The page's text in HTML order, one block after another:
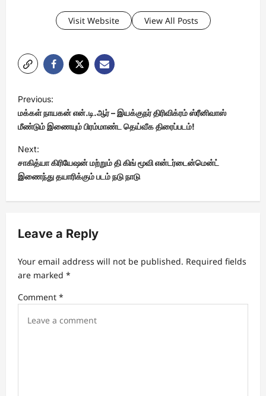
Visit Website View All Posts
P
o
s
t
n
a
v
g
a
t
i
Previous:
மக்கள் நாயகன் என்.டி.ஆர் – இயக்குநர் திரிவிக்ரம் ஸ்ரீனிவாஸ்
மீண்டும் இணையும் பிரம்மாண்ட தெய்வீக திரைப்படம்!
Next:
சாகித்யா கிரியேஷன் மற்றும் தி கிங் மூவி என்டர்டைன்மென்ட்
இணைந்து தயாரிக்கும் படம் நடு நாடு
Leave a Reply
Your email address will not be published. Required fields
are marked *
Comment *